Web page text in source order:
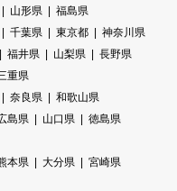
山形県
福島県
千葉県 東京都
神奈川県
福井県 山梨県
長野県
重県
奈良県
和歌山県
島県 山口県
徳島県
本県 大分県
宮崎県